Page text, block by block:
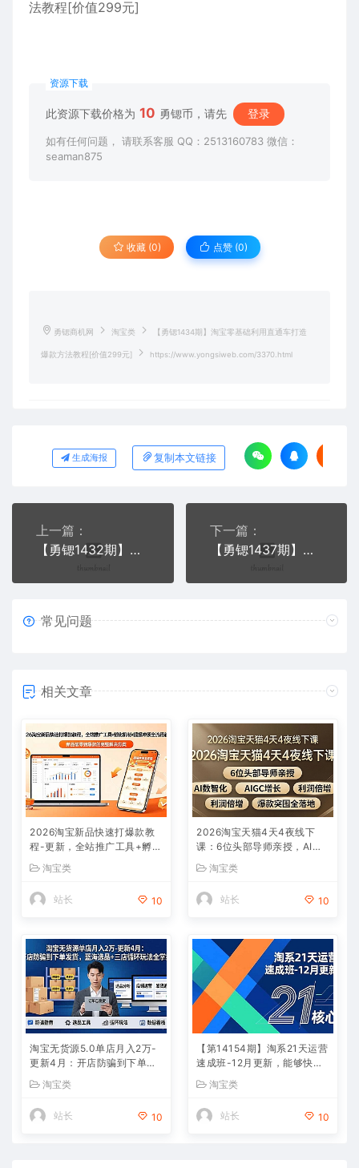
资源下载
此资源下载价格为 10 勇锶币，请先 登录
如有任何问题， 请联系客服 QQ：2513160783 微信：
seaman875
收藏 (0) 点赞 (0)
勇锶商机网 淘宝类 【勇锶1434期】淘宝零基础利用直通车打造
爆款方法教程[价值299元] https://www.yongsiweb.com/3370.html
生成海报 复制本文链接
上一篇：
【勇锶1432期】电商学院淘宝运营课程
下一篇：
【勇锶1437期】黑帽子星球无版权风险的淘宝虚拟项目暴利赚钱玩法（视频+文档）
常见问题
相关文章
2026淘宝新品快速打爆款教
程-更新，全站推广工具+孵化
机制+提报冲顶全流程教学
淘宝类
站长 10
2026淘宝天猫4天4夜线下
课：6位头部导师亲授，AI数
智化+AIGC增长+利润倍增
+爆款突围全落地
淘宝类
站长 10
淘宝无货源5.0单店月入2万-
更新4月：开店防骗到下单发
全掌握
淘宝类
站长 10
【第14154期】淘系21天运营
速成班-12月更新，能够快速
运营的核心技能
淘宝类
站长 10